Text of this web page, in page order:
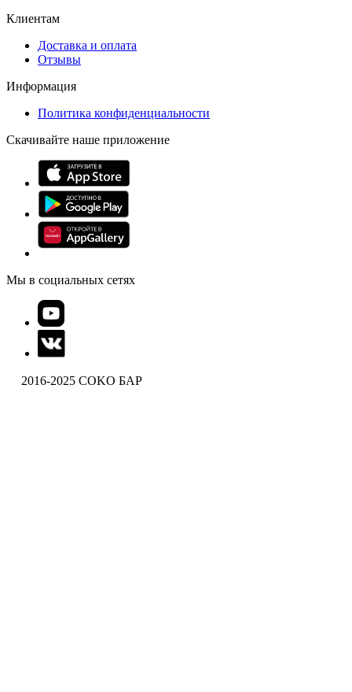
Клиентам
Доставка и оплата
Отзывы
Информация
Политика конфиденциальности
Скачивайте наше приложение
Мы в социальных сетях
2016-2025 COKO БАР